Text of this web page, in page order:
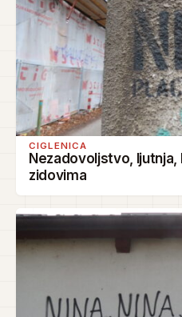
CIGLENICA
Nezadovoljstvo,
zidovima